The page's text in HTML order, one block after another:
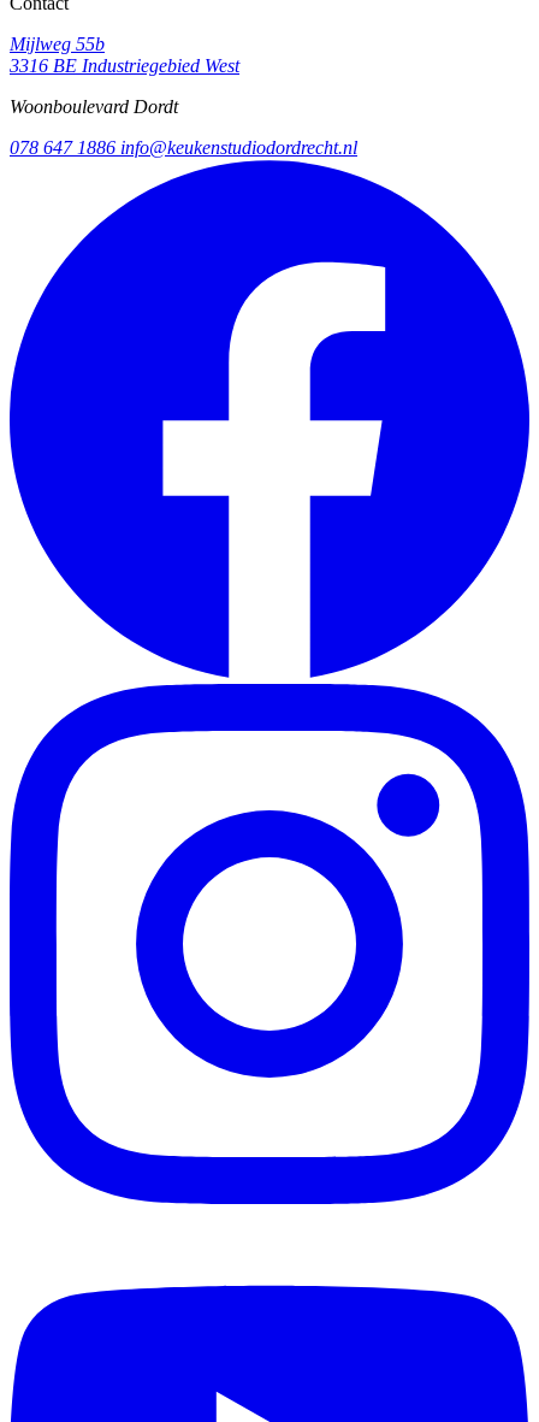
Mijlweg 55b
3316 BE Industriegebied West
Woonboulevard Dordt
078 647 1886 info@keukenstudiodordrecht.nl